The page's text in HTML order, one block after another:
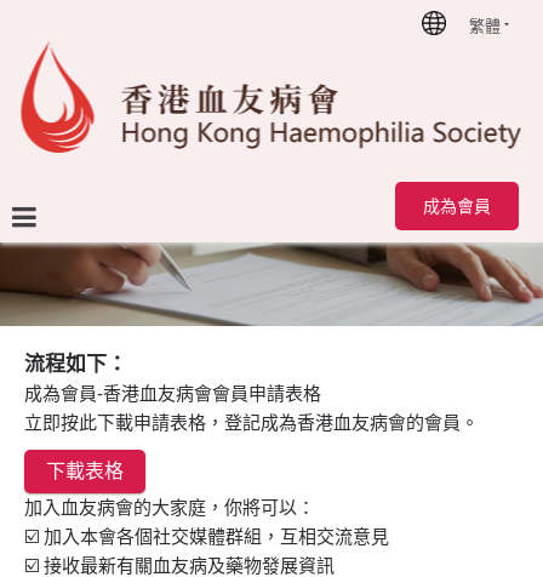
繁體
成為會員
流程如下：
成為會員-香港血友病會會員申請表格
立即按此下載申請表格，登記成為香港血友病會的會員。
下載表格
加入血友病會的大家庭，你將可以：
☑️ 加入本會各個社交媒體群組，互相交流意見
☑️ 接收最新有關血友病及藥物發展資訊